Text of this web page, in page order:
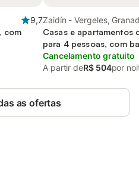
9,7
com
Zaidín - Vergeles,
Casas e apartamentos
para 4 pessoas, com
a crianças
Cancelamento gratuito
A partir deR$ 504por
as ofertas